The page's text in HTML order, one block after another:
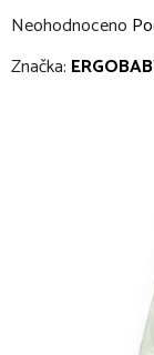
Průměrné
hodnocení
Neohodnoceno
Značka: